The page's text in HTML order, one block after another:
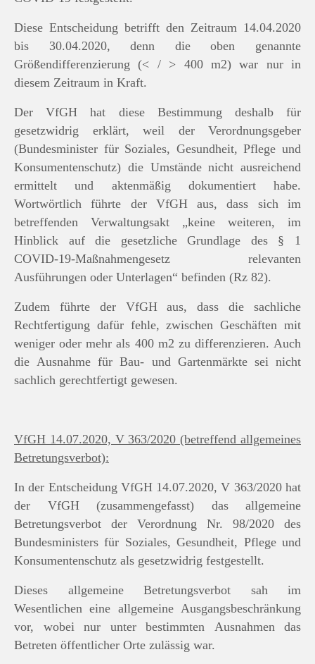
Diese Entscheidung betrifft den Zeitraum 14.04.2020
bis 30.04.2020, denn die oben genannte
Größendifferenzierung (< / > 400 m2) war nur in
diesem Zeitraum in Kraft.
Der VfGH hat diese Bestimmung deshalb für
gesetzwidrig erklärt, weil der Verordnungsgeber
(Bundesminister für Soziales, Gesundheit, Pflege und
Konsumentenschutz) die Umstände nicht ausreichend
ermittelt und aktenmäßig dokumentiert habe.
Wortwörtlich führte der VfGH aus, dass sich im
betreffenden Verwaltungsakt „keine weiteren, im
Hinblick auf die gesetzliche Grundlage des § 1
COVID-19-Maßnahmengesetz relevanten
Ausführungen oder Unterlagen“ befinden (Rz 82).
Zudem führte der VfGH aus, dass die sachliche
Rechtfertigung dafür fehle, zwischen Geschäften mit
weniger oder mehr als 400 m2 zu differenzieren. Auch
die Ausnahme für Bau- und Gartenmärkte sei nicht
sachlich gerechtfertigt gewesen.
VfGH 14.07.2020, V 363/2020 (betreffend allgemeines
Betretungsverbot):
In der Entscheidung VfGH 14.07.2020, V 363/2020 hat
der VfGH (zusammengefasst) das allgemeine
Betretungsverbot der Verordnung Nr. 98/2020 des
Bundesministers für Soziales, Gesundheit, Pflege und
Konsumentenschutz als gesetzwidrig festgestellt.
Dieses allgemeine Betretungsverbot sah im
Wesentlichen eine allgemeine Ausgangsbeschränkung
vor, wobei nur unter bestimmten Ausnahmen das
Betreten öffentlicher Orte zulässig war.